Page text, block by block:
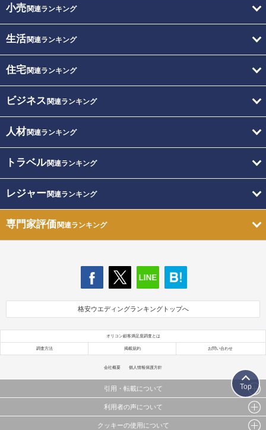
小売関連ランキング
生活関連ランキング
住宅関連ランキング
ビジネス 関連ランキング
人材関連ランキング
トラベル関連ランキング
レジャー関連ランキング
専門家評価関連ランキング
格安ウエディングランキングトップへ
オリコン顧客満足度調査とは
調査方法 掲載規約 お問い合わせ
会社概要 個人情報保護方針
引用・転載について
当サイトで公開されている情報（文字、写真、イラスト、画像データ等）及びこれらの配置・
利用者の声について
当サイトに掲載している内容はすべてサービスの利用者が提出された見解・感想です。
クッキーの使用について
Top